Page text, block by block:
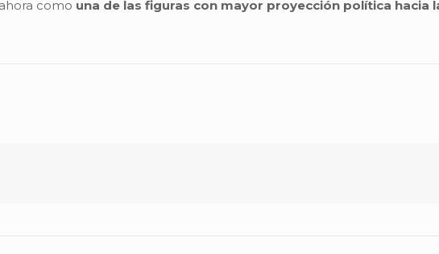
como una de las figuras con mayor proyección política hacia